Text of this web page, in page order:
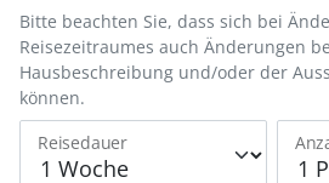
Reisedauer
Bitte beachten Sie, dass sich bei
Reisezeitraumes auch Änderungen
Hausbeschreibung und/oder der
können.